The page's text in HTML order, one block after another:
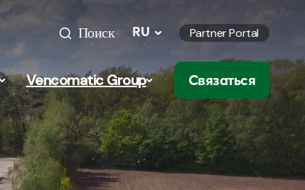
Поиск RU Partner Portal
Vencomatic Group Связаться